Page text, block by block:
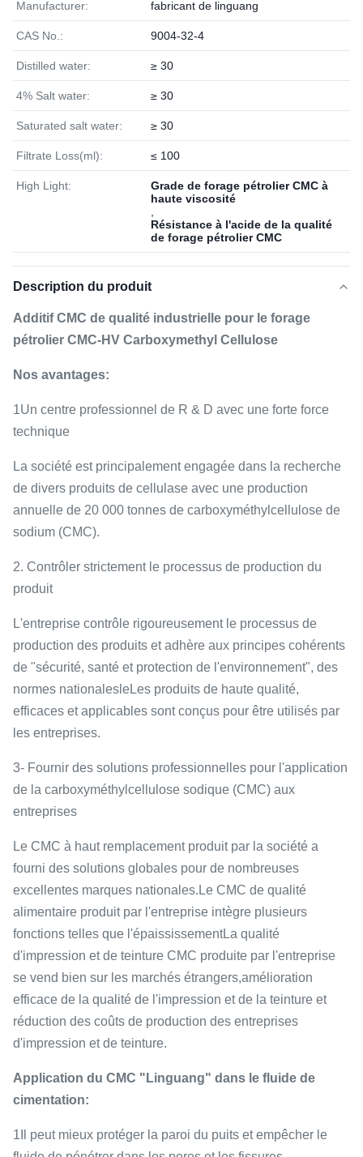
Manufacturer: fabricant de linguang
CAS No.: 9004-32-4
Distilled water: ≥ 30
4% Salt water: ≥ 30
Saturated salt water: ≥ 30
Filtrate Loss(ml): ≤ 100
High Light:
Grade de forage pétrolier CMC à
haute viscosité
Résistance à l'acide de la qualité
de forage pétrolier CMC
Description du produit
Additif CMC de qualité industrielle pour le forage
pétrolier CMC-HV Carboxymethyl Cellulose
Nos avantages:
1Un centre professionnel de R & D avec une forte force
technique
La société est principalement engagée dans la recherche
de divers produits de cellulase avec une production
annuelle de 20 000 tonnes de carboxyméthylcellulose de
sodium (CMC).
2. Contrôler strictement le processus de production du
produit
L'entreprise contrôle rigoureusement le processus de
production des produits et adhère aux principes cohérents
de "sécurité, santé et protection de l'environnement", des
normes nationales leLes produits de haute qualité,
efficaces et applicables sont conçus pour être utilisés par
les entreprises.
3- Fournir des solutions professionnelles pour l'application
de la carboxyméthylcellulose sodique (CMC) aux
entreprises
Le CMC à haut remplacement produit par la société a
fourni des solutions globales pour de nombreuses
excellentes marques nationales.Le CMC de qualité
alimentaire produit par l'entreprise intègre plusieurs
fonctions telles que l'épaississementLa qualité
d'impression et de teinture CMC produite par l'entreprise
se vend bien sur les marchés étrangers,amélioration
efficace de la qualité de l'impression et de la teinture et
réduction des coûts de production des entreprises
d'impression et de teinture.
Application du CMC "Linguang" dans le fluide de
cimentation:
1Il peut mieux protéger la paroi du puits et empêcher le